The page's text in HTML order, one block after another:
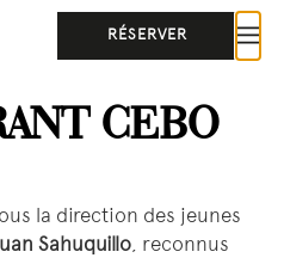
RÉSERVER
CEBO
la direction des jeunes
Sahuquillo, reconnus